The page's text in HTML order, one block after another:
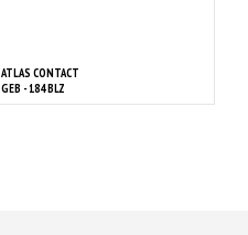
ATLAS CONTACT
GEB - 184 BLZ